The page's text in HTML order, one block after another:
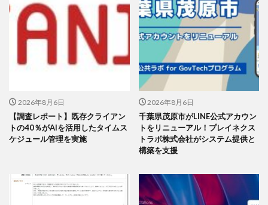
2026年8月6日
【調査レポート】既存クライアン
トの40％がAIを活用したタイムス
ケジュール管理を実施
2026年8月6日
千葉県茂原市がLINE公式アカウン
トをリニューアル！プレイネクス
トラボ株式会社がシステム提供と
構築を支援